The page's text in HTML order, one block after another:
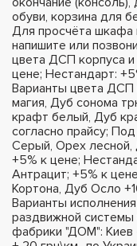
обуви, корзина для
Для просчёта шкафа
напишите или
цвета ДСП корпуса
цене; Нестандарт:
Варианты цвета ДСП
магия, Дуб сонома
крафт белый, Дуб
согласно прайсу;
Серый, Орех лесной,
+5% к цене;
Антрацит; +5% к
Кортона, Дуб Осло
Варианты
раздвижной системы
фабрики "ДОМ": Киев